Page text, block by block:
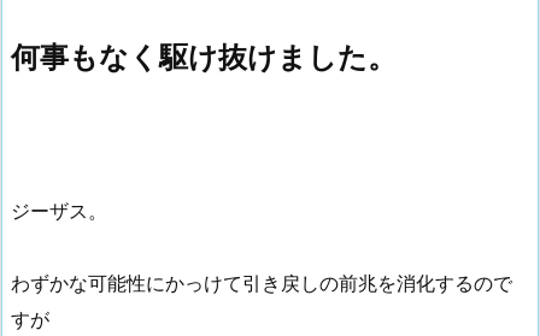
何事もなく駆け抜けました。
ジーザス。
わずかな可能性にかっけて引き戻しの前兆を消化するので
すが